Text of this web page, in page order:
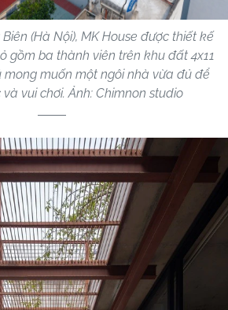
(Hà Nội), MK House được thiết kế
gồm ba thành viên trên khu đất 4x11
mong muốn một ngôi nhà vừa đủ để
vui chơi. Ảnh: Chimnon studio